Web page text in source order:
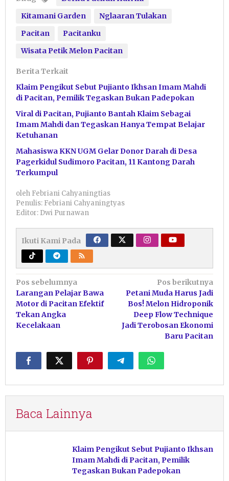
Kitamani Garden
Nglaaran Tulakan
Pacitan
Pacitanku
Wisata Petik Melon Pacitan
Berita Terkait
Klaim Pengikut Sebut Pujianto Ikhsan Imam Mahdi
di Pacitan, Pemilik Tegaskan Bukan Padepokan
Viral di Pacitan, Pujianto Bantah Klaim Sebagai
Imam Mahdi dan Tegaskan Hanya Tempat Belajar
Ketuhanan
Mahasiswa KKN UGM Gelar Donor Darah di Desa
Pagerkidul Sudimoro Pacitan, 11 Kantong Darah
Terkumpul
oleh Febriani Cahyaningtias
Penulis: Febriani Cahyaningtyas
Editor: Dwi Purnawan
Ikuti Kami Pada
Navigasi
pos
Pos sebelumnya
Larangan Pelajar Bawa
Motor di Pacitan Efektif
Tekan Angka
Kecelakaan
Pos berikutnya
Petani Muda Harus Jadi
Bos! Melon Hidroponik
Deep Flow Technique
Jadi Terobosan Ekonomi
Baru Pacitan
Baca Lainnya
Klaim Pengikut Sebut Pujianto Ikhsan
Imam Mahdi di Pacitan, Pemilik
Tegaskan Bukan Padepokan